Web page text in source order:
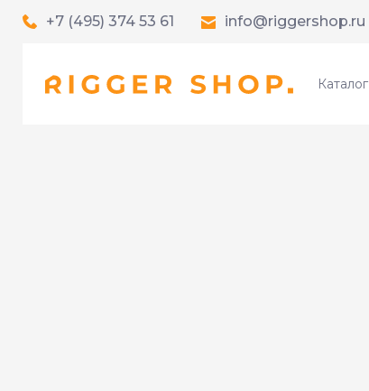
+7 (495) 374 53 61 info@riggershop.ru
Каталог